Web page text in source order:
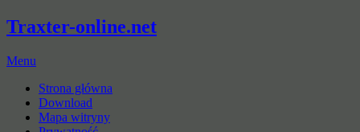
Traxter-online.net
Menu
Strona główna
Download
Mapa witryny